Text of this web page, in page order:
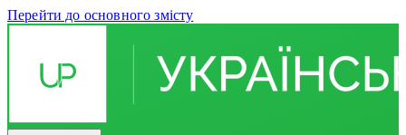
Перейти до основного змісту